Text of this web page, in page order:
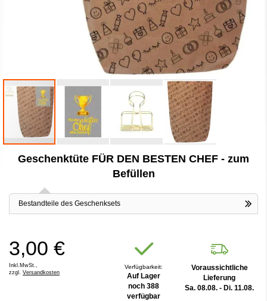
AnfangGeschenktüte FÜR DEN BESTEN CHEF - zum
Befüllen
Bestandteile des Geschenksets
3,00 €
Inkl.MwSt.,
zzgl. Versandkosten
Verfügbarkeit:
Auf Lager
noch 388
verfügbar
Voraussichtliche
Lieferung
Sa. 08.08. - Di. 11.08.